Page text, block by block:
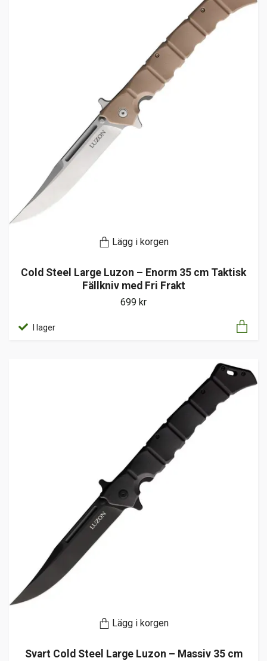
Lägg i korgen
Cold Steel Large Luzon – Enorm 35 cm Taktisk
Fällkniv med Fri Frakt
699 kr
I lager
Lägg i korgen
Svart Cold Steel Large Luzon – Massiv 35 cm